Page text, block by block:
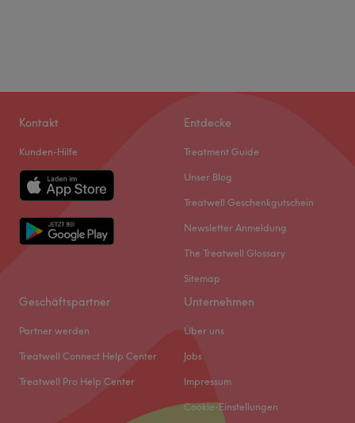
Kontakt
Kunden-Hilfe
Entdecke
Treatment Guide
Unser Blog
Treatwell Geschenkgutschein
Newsletter Anmeldung
The Treatwell Glossary
Sitemap
Geschäftspartner
Partner werden
Treatwell Connect Help Center
Treatwell Pro Help Center
Unternehmen
Über uns
Jobs
Impressum
Cookie-Einstellungen